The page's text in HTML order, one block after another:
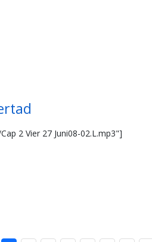
2 Vier 27 Juni08-02.L.mp3"]